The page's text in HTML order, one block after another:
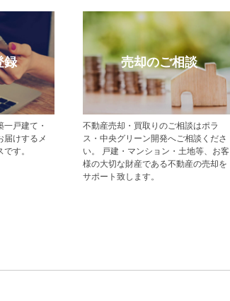
録
一戸建て・
届けするメ
す。
売却のご相談
不動産売却・買取りのご相談はポラ
ス・中央グリーン開発へご相談くださ
い。 戸建・マンション・土地等、お客
様の大切な財産である不動産の売却を
サポート致します。